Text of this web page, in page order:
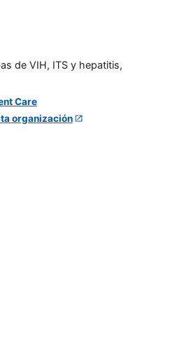
de VIH, ITS y hepatitis,
organización